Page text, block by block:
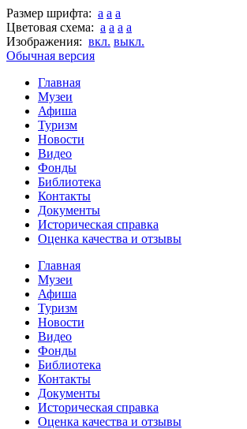
Размер шрифта: a a a
Цветовая схема: a a a a
Изображения: вкл. выкл.
Обычная версия
Главная
Музеи
Афиша
Туризм
Новости
Видео
Фонды
Библиотека
Контакты
Документы
Историческая справка
Оценка качества и отзывы
Главная
Музеи
Афиша
Туризм
Новости
Видео
Фонды
Библиотека
Контакты
Документы
Историческая справка
Оценка качества и отзывы